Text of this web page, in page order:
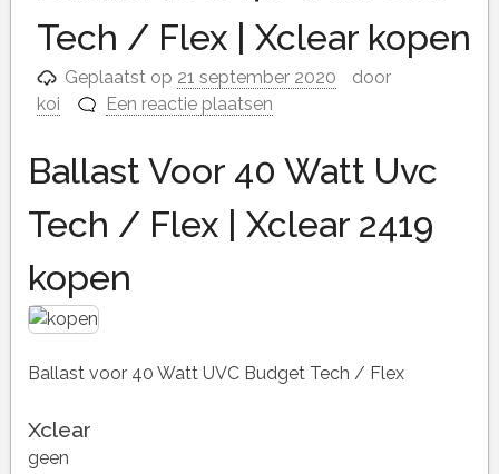
Tech / Flex | Xclear kopen
Geplaatst op 21 september 2020
door
koi
Een reactie plaatsen
Ballast Voor 40 Watt Uvc
Tech / Flex | Xclear 2419
kopen
Ballast voor 40 Watt UVC Budget Tech / Flex
Xclear
geen